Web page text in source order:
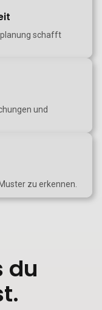
schafft
und
zu erkennen.
du